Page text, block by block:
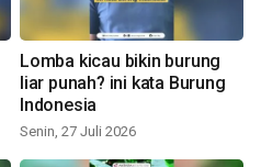
Lomba kicau bikin burung
liar punah? ini kata Burung
Indonesia
Senin, 27 Juli 2026